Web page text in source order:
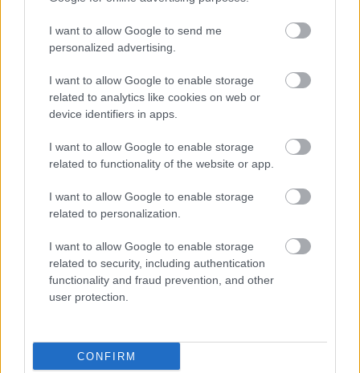
I want to allow Google to send me
personalized advertising.
I want to allow Google to enable storage
related to analytics like cookies on web or
device identifiers in apps.
I want to allow Google to enable storage
related to functionality of the website or app.
I want to allow Google to enable storage
related to personalization.
I want to allow Google to enable storage
related to security, including authentication
functionality and fraud prevention, and other
user protection.
CONFIRM
már nem inter - frissítve: már
Zubreczki Dávid • 2011. március 18.